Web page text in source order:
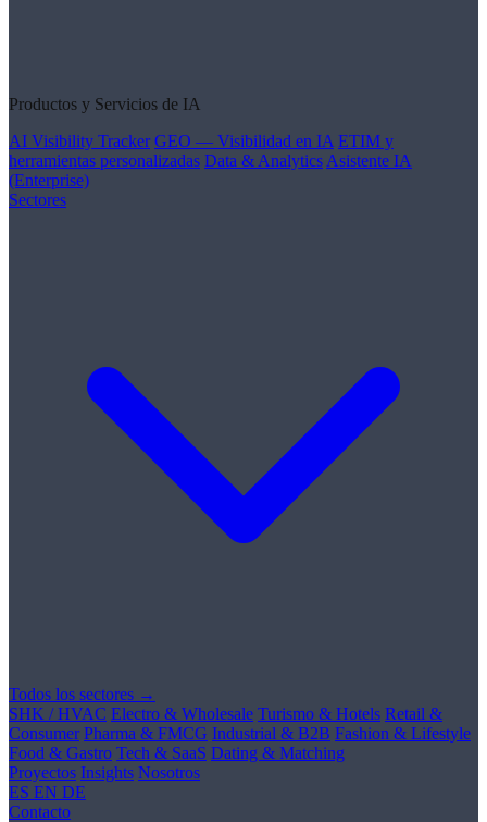
Productos y Servicios de IA
AI Visibility Tracker GEO — Visibilidad en IA ETIM y
herramientas personalizadas Data & Analytics Asistente IA
(Enterprise)
Sectores
Todos los sectores →
SHK / HVAC Electro & Wholesale Turismo & Hotels Retail &
Consumer Pharma & FMCG Industrial & B2B Fashion & Lifestyle
Food & Gastro Tech & SaaS Dating & Matching
Proyectos Insights Nosotros
ES EN DE
Contacto